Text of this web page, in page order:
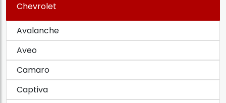
Chevrolet
Avalanche
Aveo
Camaro
Captiva